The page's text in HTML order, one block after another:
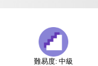
難易度: 中級